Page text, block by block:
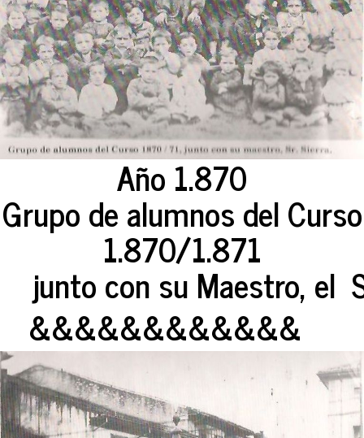
Año 1.870
Grupo de alumnos del Curso
1.870/1.871
junto con su Maestro, el
&&&&&&&&&&&&